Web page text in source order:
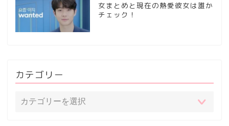
女まとめと現在の熱愛彼女は誰か
チェック！
カテゴリー